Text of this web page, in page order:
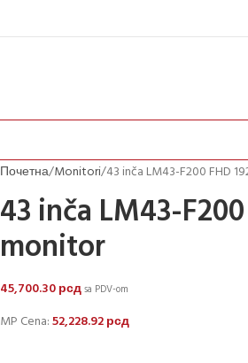
Почетна Monitori 43 inča LM43-F200 FHD
43 inča LM43-
monitor
45,700.30рсдsa PDV-om
MP Cena:52,228.92рсд